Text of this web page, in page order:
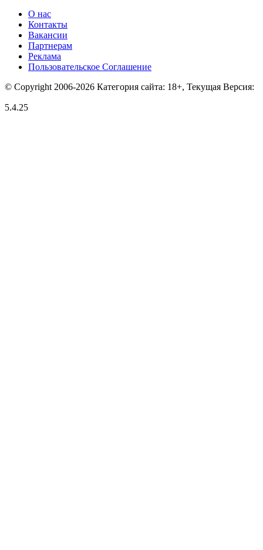
О нас
Контакты
Вакансии
Партнерам
Реклама
Пользовательское Соглашение
© Copyright 2006-2026 Категория сайта: 18+, Текущая Версия:
5.4.25